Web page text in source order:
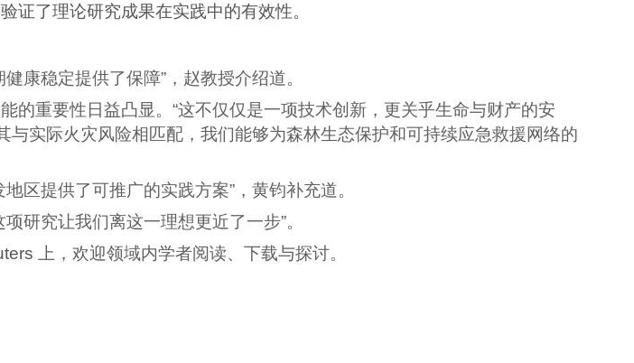
证了理论研究成果在实践中的有效性。
康稳定提供了保障”，赵教授介绍道。
的重要性日益凸显。“这不仅仅是一项技术创新，更关乎生命与财产的安
实际火灾风险相匹配，我们能够为森林生态保护和可持续应急救援网络的
区提供了可推广的实践方案”，黄钧补充道。
研究让我们离这一理想更近了一步”。
上，欢迎领域内学者阅读、下载与探讨。